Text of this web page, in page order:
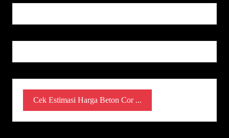
Cek Estimasi Harga Beton Cor ...